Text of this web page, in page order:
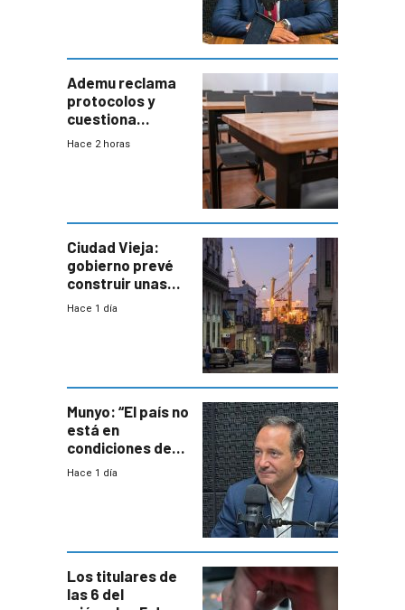
Ademu reclama
protocolos y
cuestiona
demora de
Hace 2 horas
Ciudad Vieja:
gobierno prevé
construir unas
mil viviendas en
Hace 1 día
Munyo: “El país no
está en
condiciones de
enfrentar una
Hace 1 día
Los titulares de
las 6 del